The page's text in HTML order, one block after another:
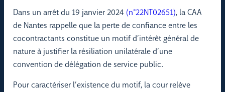
Dans un arrêt du 19 janvier 2024 (n°22NT02651), la CAA
de Nantes rappelle que la perte de confiance entre les
cocontractants constitue un motif d’intérêt général de
nature à justifier la résiliation unilatérale d’une
convention de délégation de service public.
Pour caractériser l’existence du motif, la cour relève